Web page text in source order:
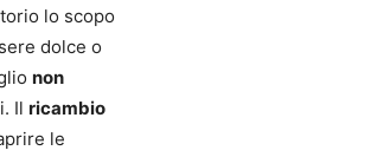
lo scopo
dolce o
non
Il ricambio
le